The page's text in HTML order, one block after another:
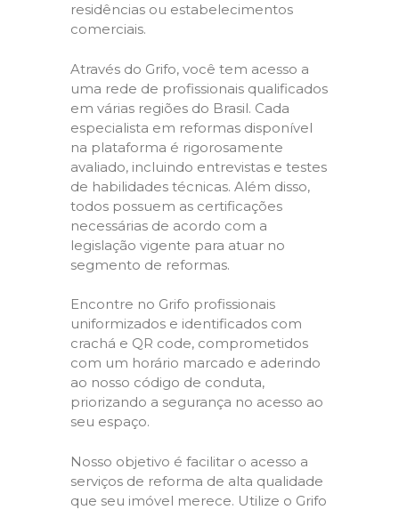
residências ou estabelecimentos
comerciais.
Através do Grifo, você tem acesso a
uma rede de profissionais qualificados
em várias regiões do Brasil. Cada
especialista em reformas disponível
na plataforma é rigorosamente
avaliado, incluindo entrevistas e testes
de habilidades técnicas. Além disso,
todos possuem as certificações
necessárias de acordo com a
legislação vigente para atuar no
segmento de reformas.
Encontre no Grifo profissionais
uniformizados e identificados com
crachá e QR code, comprometidos
com um horário marcado e aderindo
ao nosso código de conduta,
priorizando a segurança no acesso ao
seu espaço.
Nosso objetivo é facilitar o acesso a
serviços de reforma de alta qualidade
que seu imóvel merece. Utilize o Grifo